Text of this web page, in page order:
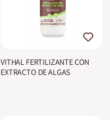
VITHAL FERTILIZANTE CON
EXTRACTO DE ALGAS